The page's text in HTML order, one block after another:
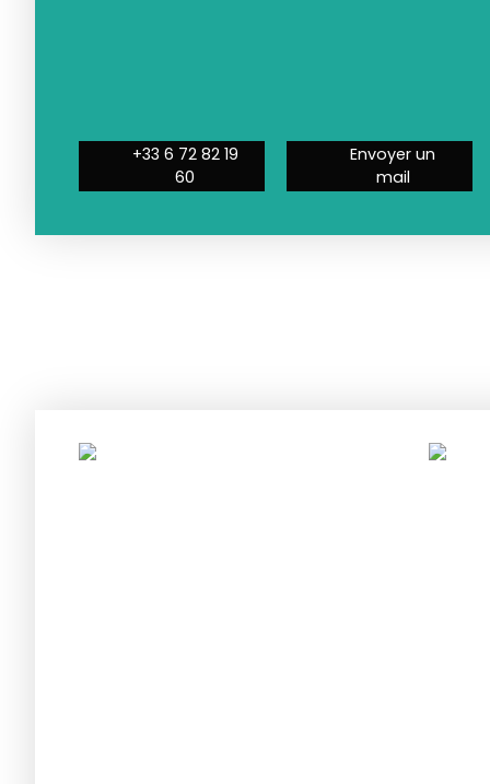
+33 6 72 82 19
60
Envoyer un
mail